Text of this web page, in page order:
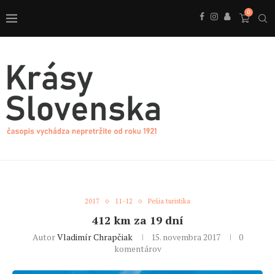
0
2017 11-12 Pešia turistika
412 km za 19 dní
AutorVladimír Chrapčiak 15. novembra 2017
0
komentárov